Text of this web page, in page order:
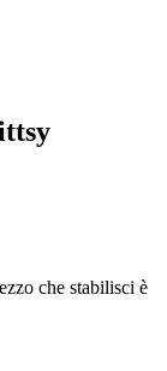
che stabilisci è